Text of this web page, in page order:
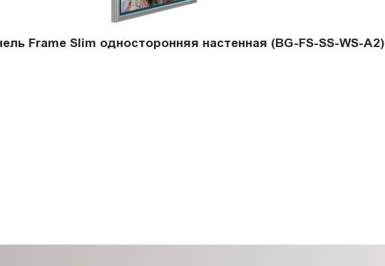
Frame Slim односторонняя настенная (BG-FS-SS-WS-A2)